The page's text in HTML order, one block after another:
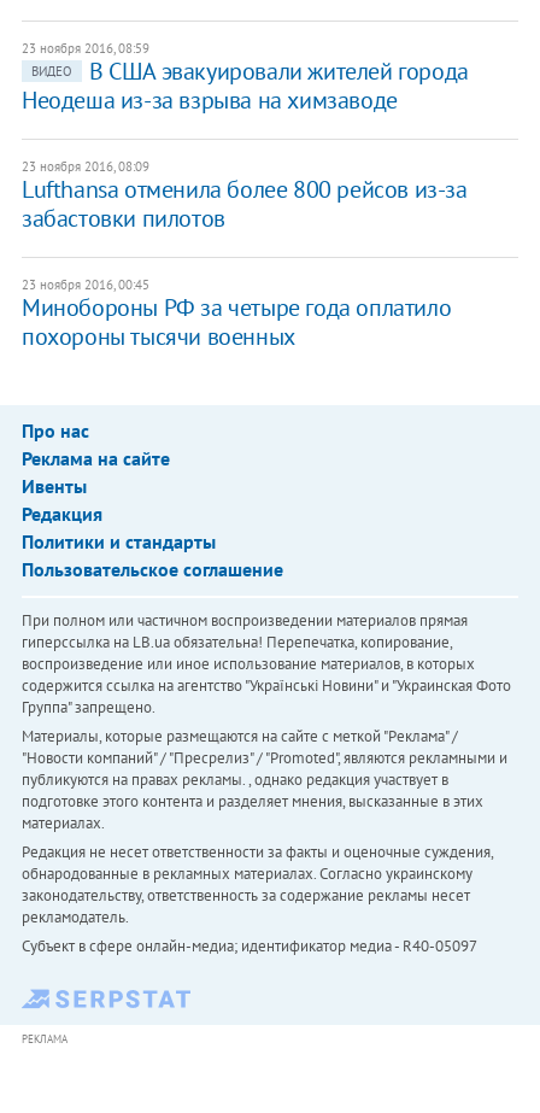
23 ноября 2016, 08:59
ВИДЕО
В США эвакуировали жителей города
Неодеша из-за взрыва на химзаводе
23 ноября 2016, 08:09
Lufthansa отменила более 800 рейсов из-за
забастовки пилотов
23 ноября 2016, 00:45
Минобороны РФ за четыре года оплатило
похороны тысячи военных
Про нас
Реклама на сайте
Ивенты
Редакция
Политики и стандарты
Пользовательское соглашение
При полном или частичном воспроизведении материалов прямая
гиперссылка на LB.ua обязательна! Перепечатка, копирование,
воспроизведение или иное использование материалов, в которых
содержится ссылка на агентство "Українськi Новини" и "Украинская Фото
Группа" запрещено.
Материалы, которые размещаются на сайте с меткой "Реклама" /
"Новости компаний" / "Пресрелиз" / "Promoted", являются рекламными и
публикуются на правах рекламы. , однако редакция участвует в
подготовке этого контента и разделяет мнения, высказанные в этих
материалах.
Редакция не несет ответственности за факты и оценочные суждения,
обнародованные в рекламных материалах. Согласно украинскому
законодательству, ответственность за содержание рекламы несет
рекламодатель.
Субъект в сфере онлайн-медиа; идентификатор медиа - R40-05097
РЕКЛАМА